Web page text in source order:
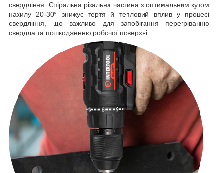
свердління. Спіральна різальна частина з оптимальним кутом
нахилу 20-30° знижує тертя й тепловий вплив у процесі
свердління, що важливо для запобігання перегріванню
свердла та пошкодженню робочої поверхні.